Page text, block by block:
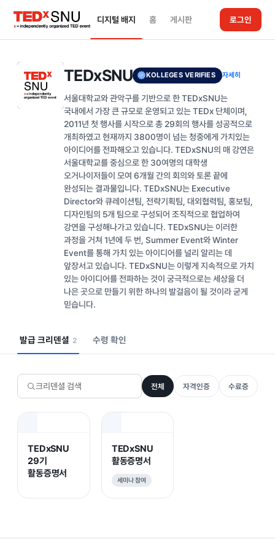
디지털 배지 홈 게시판 로그인
TEDxSNU KOLLEGES VERIFIES 자세히
서울대학교와 관악구를 기반으로 한 TEDxSNU는
국내에서 가장 큰 규모로 운영되고 있는 TEDx 단체이며,
2011년 첫 행사를 시작으로 총 29회의 행사를 성공적으로
개최하였고 현재까지 3800명이 넘는 청중에게 가치있는
아이디어를 전파해오고 있습니다. TEDxSNU의 매 강연은
서울대학교를 중심으로 한 30여명의 대학생
오거나이저들이 모여 6개월 간의 회의와 토론 끝에
완성되는 결과물입니다. TEDxSNU는 Executive
Director와 큐레이션팀, 전략기획팀, 대외협력팀, 홍보팀,
디자인팀의 5개 팀으로 구성되어 조직적으로 협업하여
강연을 구성해나가고 있습니다. TEDxSNU는 이러한
과정을 거쳐 1년에 두 번, Summer Event와 Winter
Event를 통해 가치 있는 아이디어를 널리 알리는 데
앞장서고 있습니다. TEDxSNU는 이렇게 지속적으로 가치
있는 아이디어를 전파하는 것이 궁극적으로는 세상을 더
나은 곳으로 만들기 위한 하나의 발걸음이 될 것이라 굳게
믿습니다.
발급 크리덴셜 2 수령 확인
전체 자격인증 수료증
TEDxSNU
29기
활동증명서
TEDxSNU
활동증명서
세미나 참여